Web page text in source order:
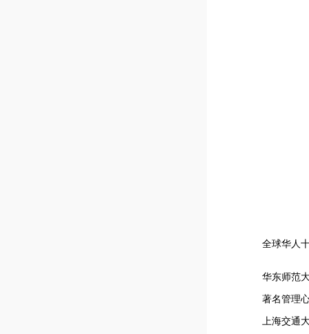
全球华人
华东师范
著名管理
上海交通